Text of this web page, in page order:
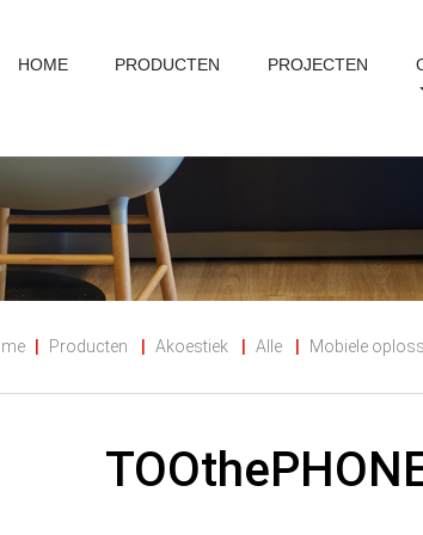
HOME PRODUCTEN PROJECTEN
Producten Akoestiek Alle Mobiele